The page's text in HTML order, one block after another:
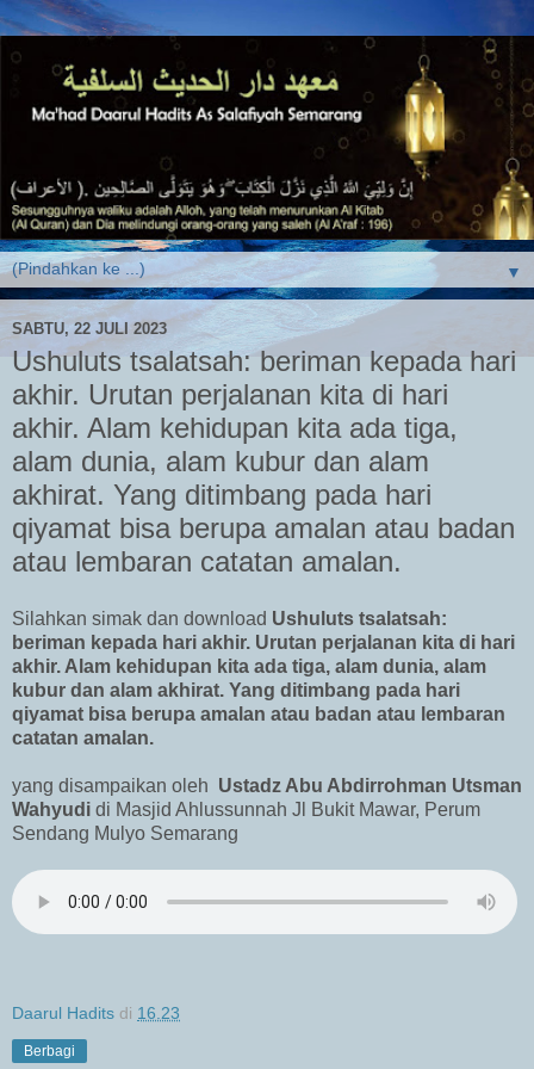
▼
SABTU, 22 JULI 2023
Ushuluts tsalatsah: beriman kepada hari
akhir. Urutan perjalanan kita di hari
akhir. Alam kehidupan kita ada tiga,
alam dunia, alam kubur dan alam
akhirat. Yang ditimbang pada hari
qiyamat bisa berupa amalan atau badan
atau lembaran catatan amalan.
Silahkan simak dan download Ushuluts tsalatsah:
beriman kepada hari akhir. Urutan perjalanan kita di hari
akhir. Alam kehidupan kita ada tiga, alam dunia, alam
kubur dan alam akhirat. Yang ditimbang pada hari
qiyamat bisa berupa amalan atau badan atau lembaran
catatan amalan.
yang disampaikan oleh Ustadz Abu Abdirrohman Utsman
Wahyudi di Masjid Ahlussunnah Jl Bukit Mawar, Perum
Sendang Mulyo Semarang
Daarul Hadits di 16.23
Berbagi